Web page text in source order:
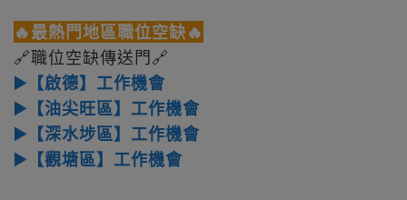
🔥最熱門地區職位空缺🔥
🔗職位空缺傳送門🔗
▶️【啟德】工作機會
▶️【油尖旺區】工作機會
▶️【深水埗區】工作機會
▶️【觀塘區】工作機會